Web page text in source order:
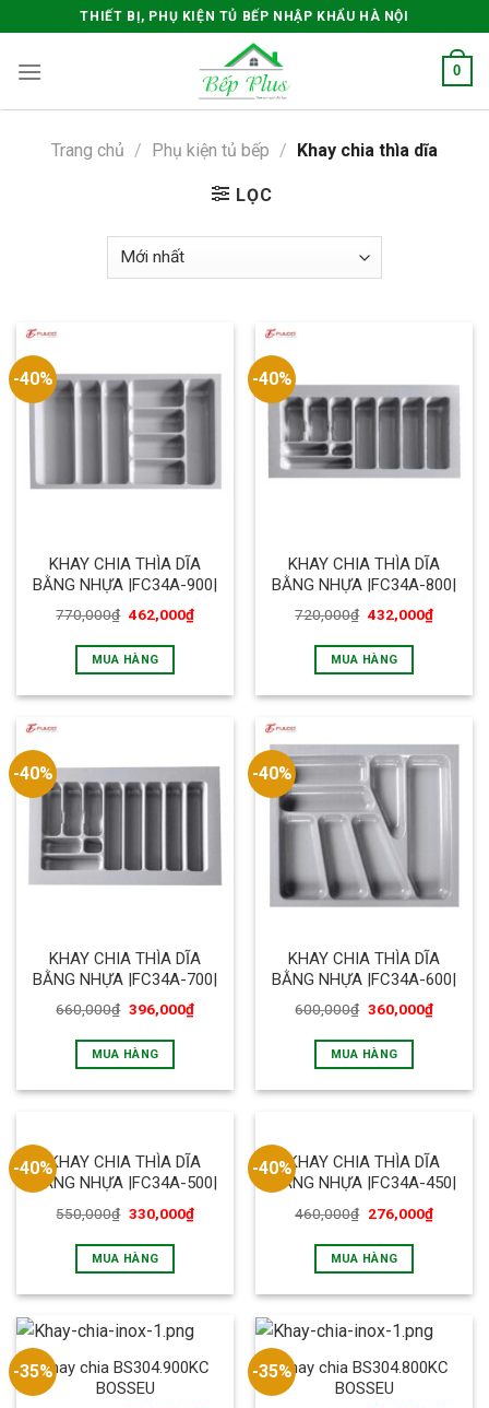
to
content
THIẾT BỊ, PHỤ KIỆN TỦ BẾP NHẬP KHẨU HÀ NỘI
0
Trang chủ / Phụ kiện tủ bếp / Khay chia thìa dĩa
LỌC
-40%
KHAY CHIA THÌA DĨA
BẰNG NHỰA |FC34A-900|
770,000₫ 462,000₫
MUA HÀNG
-40%
KHAY CHIA THÌA DĨA
BẰNG NHỰA |FC34A-800|
720,000₫ 432,000₫
MUA HÀNG
-40%
KHAY CHIA THÌA DĨA
BẰNG NHỰA |FC34A-700|
660,000₫ 396,000₫
MUA HÀNG
-40%
KHAY CHIA THÌA DĨA
BẰNG NHỰA |FC34A-600|
600,000₫ 360,000₫
MUA HÀNG
-40%KHAY CHIA THÌA DĨA
BẰNG NHỰA |FC34A-500|
550,000₫ 330,000₫
MUA HÀNG
-40%KHAY CHIA THÌA DĨA
BẰNG NHỰA |FC34A-450|
460,000₫ 276,000₫
MUA HÀNG
-35%Khay chia BS304.900KC
BOSSEU
-35%Khay chia BS304.800KC
BOSSEU